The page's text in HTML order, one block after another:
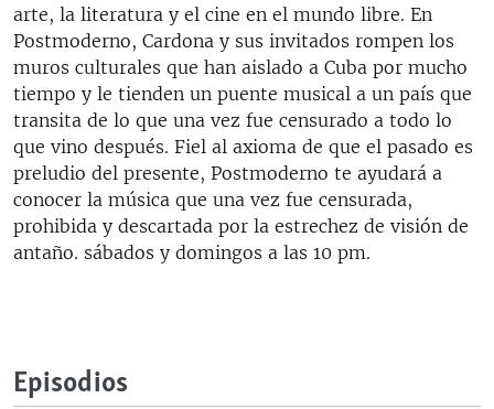
LOS SANTOS DE HIALEAH
DESINFORMACIÓN RUSA EN AMÉRICA LATINA
LA INVASIÓN DE RUSIA A UCRANIA
arte, la literatura y el cine en el mundo libre. En
Postmoderno, Cardona y sus invitados rompen los
muros culturales que han aislado a Cuba por mucho
tiempo y le tienden un puente musical a un país que
transita de lo que una vez fue censurado a todo lo
que vino después. Fiel al axioma de que el pasado es
preludio del presente, Postmoderno te ayudará a
conocer la música que una vez fue censurada,
prohibida y descartada por la estrechez de visión de
antaño. sábados y domingos a las 10 pm.
Episodios